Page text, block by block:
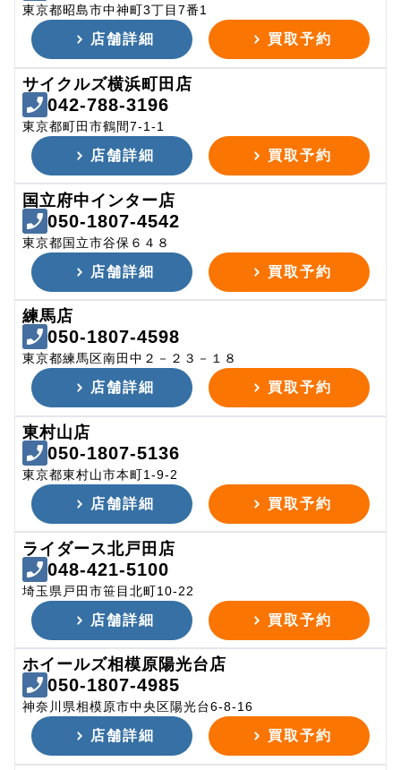
東京都昭島市中神町3丁目7番1
店舗詳細 買取予約
サイクルズ横浜町田店
042-788-3196
東京都町田市鶴間7-1-1
店舗詳細 買取予約
国立府中インター店
050-1807-4542
東京都国立市谷保６４８
店舗詳細 買取予約
練馬店
050-1807-4598
東京都練馬区南田中２－２３－１８
店舗詳細 買取予約
東村山店
050-1807-5136
東京都東村山市本町1-9-2
店舗詳細 買取予約
ライダース北戸田店
048-421-5100
埼玉県戸田市笹目北町10-22
店舗詳細 買取予約
ホイールズ相模原陽光台店
050-1807-4985
神奈川県相模原市中央区陽光台6-8-16
店舗詳細 買取予約